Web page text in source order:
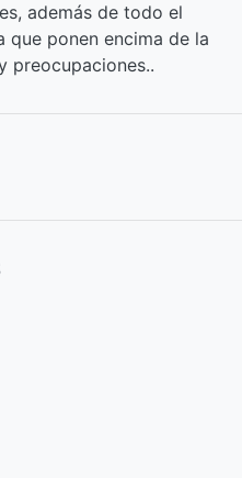
además de todo el
que ponen encima de la
preocupaciones..